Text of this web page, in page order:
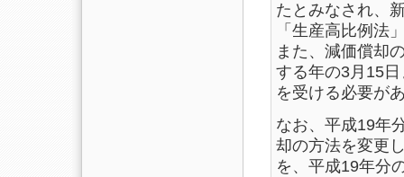
たとみなされ、
「生産高比例法
また、減価償却
する年の3月15
を受ける必要が
なお、平成19年
却の方法を変更
を、平成19年分